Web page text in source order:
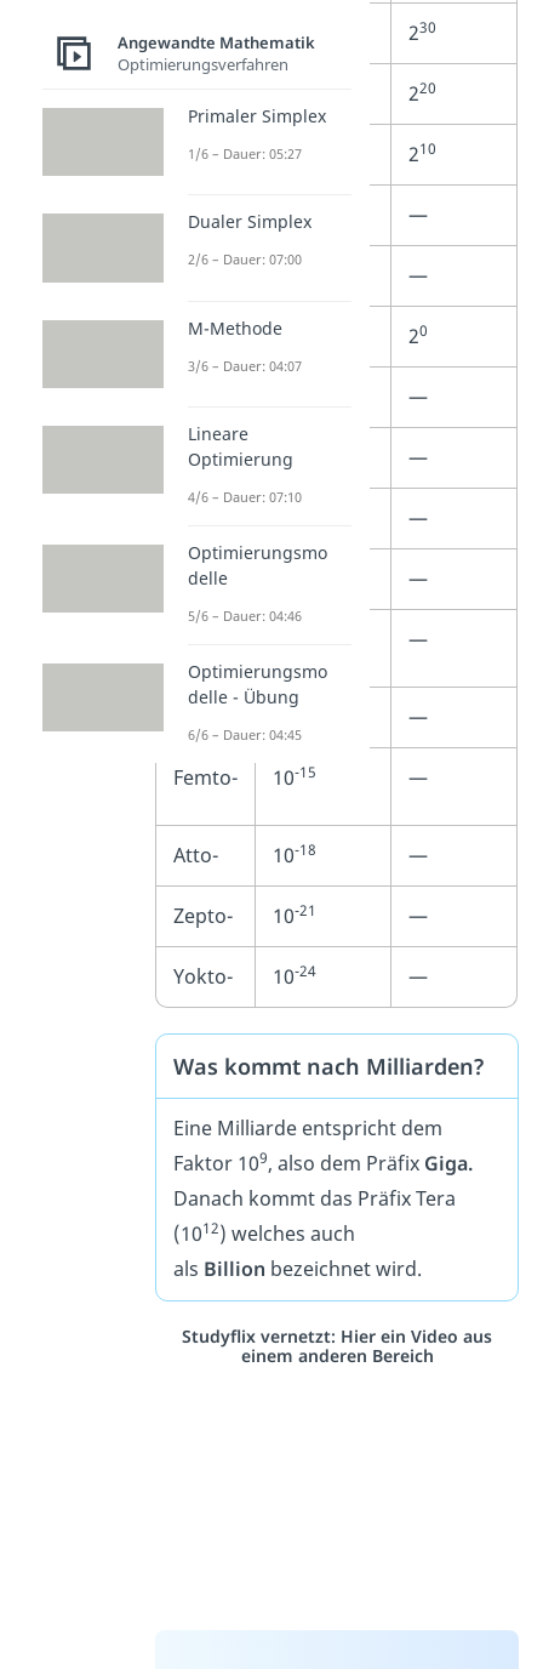
Giga- 10 230
220
Kilo- 103 210
Hekto- 10 —
Deka- 1 —
(keins) 10 20
—
Zenti- 10 —
—
Mikro- —
—
-12 —
Femto- 10-15 —
Atto- 10-18 —
Zepto- 10-21 —
Yokto- 10-24 —
Was kommt nach Milliarden?
Eine Milliarde entspricht dem
Faktor 109, also dem Präfix Giga.
Danach kommt das Präfix Tera
(1012) welches auch
als Billion bezeichnet wird.
Studyflix vernetzt: Hier ein Video aus
einem anderen Bereich
Angewandte Mathematik
Optimierungsverfahren
Primaler Simplex
1/6 – Dauer: 05:27
Dualer Simplex
2/6 – Dauer: 07:00
M-Methode
3/6 – Dauer: 04:07
Lineare
Optimierung
4/6 – Dauer: 07:10
Optimierungsmo
delle
5/6 – Dauer: 04:46
Optimierungsmo
delle - Übung
6/6 – Dauer: 04:45